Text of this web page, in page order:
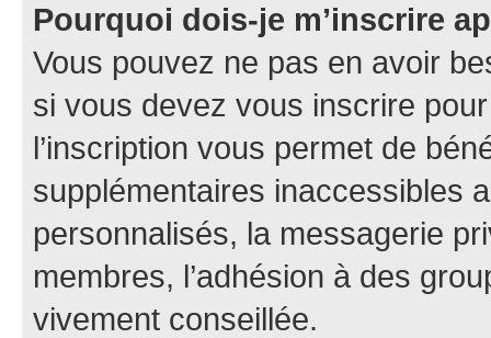
Pourquoi dois-je m’inscrire
Vous pouvez ne pas en avoir
si vous devez vous inscrire
l’inscription vous permet de
supplémentaires inaccessibles
personnalisés, la messagerie
membres, l’adhésion à des
vivement conseillée.